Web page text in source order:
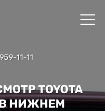
11-11
TOYOTA
В НИЖНЕМ